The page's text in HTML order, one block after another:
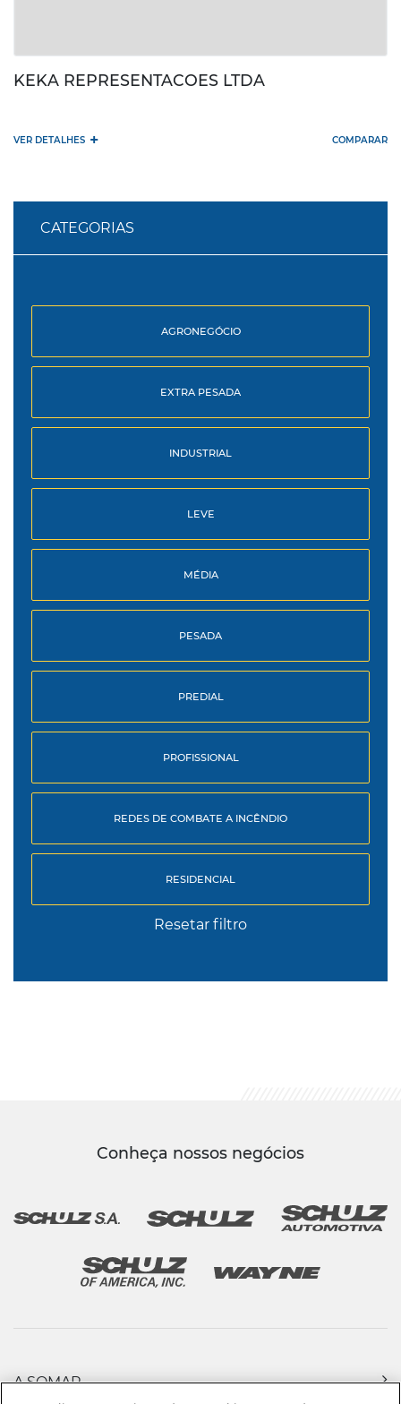
CATEGORIAS
AGRONEGÓCIO
EXTRA PESADA
INDUSTRIAL
LEVE
MÉDIA
PESADA
PREDIAL
PROFISSIONAL
REDES DE COMBATE A INCÊNDIO
RESIDENCIAL
Resetar filtro
KEKA REPRESENTACOES LTDA
VER DETALHES + COMPARAR
Conheça nossos negócios
A SOMAR